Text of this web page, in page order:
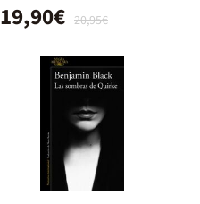
20,95€
19,90€